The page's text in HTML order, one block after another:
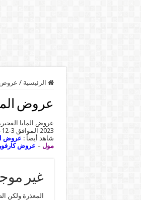
الرئيسية / عروض
عروض
عروض المايا الفجيرة الأسبوعية 21 يونيو 2023 الموافق 3 ذو
2023 الموافق 3-12-1444
شاهد أيضاً : عروض
مول – عروض كارفور
غير
المعذرة ولكن